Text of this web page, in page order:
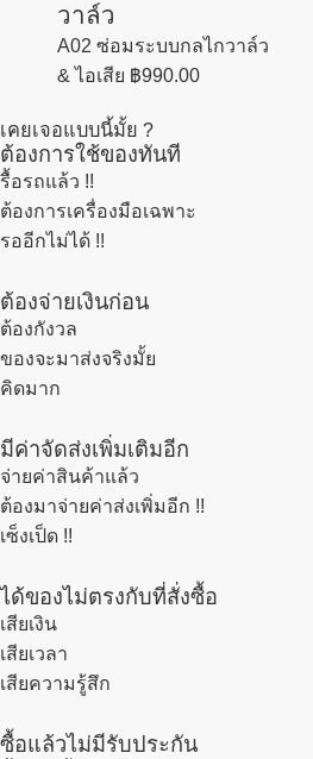
วาล์ว
A02 ซ่อมระบบกลไกวาล์ว
& ไอเสีย ฿990.00
เคยเจอแบบนี้มั้ย ?
ต้องการใช้ของทันที
รื้อรถแล้ว !!
ต้องการเครื่องมือเฉพาะ
รออีกไม่ได้ !!
ต้องจ่ายเงินก่อน
ต้องกังวล
ของจะมาส่งจริงมั้ย
คิดมาก
มีค่าจัดส่งเพิ่มเติมอีก
จ่ายค่าสินค้าแล้ว
ต้องมาจ่ายค่าส่งเพิ่มอีก !!
เซ็งเป็ด !!
ได้ของไม่ตรงกับที่สั่งซื้อ
เสียเงิน
เสียเวลา
เสียความรู้สึก
ซื้อแล้วไม่มีรับประกัน